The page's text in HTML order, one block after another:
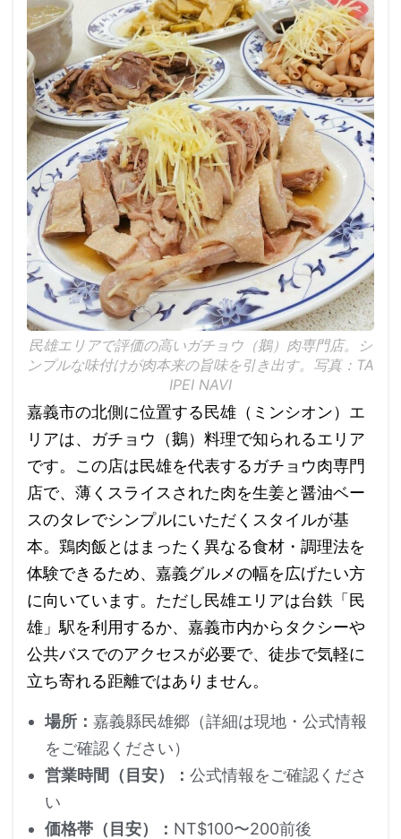
民雄エリアで評価の高いガチョウ（鵝）肉専門店。シ
ンプルな味付けが肉本来の旨味を引き出す。写真：TA
IPEI NAVI
嘉義市の北側に位置する民雄（ミンシオン）エ
リアは、ガチョウ（鵝）料理で知られるエリア
です。この店は民雄を代表するガチョウ肉専門
店で、薄くスライスされた肉を生姜と醤油ベー
スのタレでシンプルにいただくスタイルが基
本。鶏肉飯とはまったく異なる食材・調理法を
体験できるため、嘉義グルメの幅を広げたい方
に向いています。ただし民雄エリアは台鉄「民
雄」駅を利用するか、嘉義市内からタクシーや
公共バスでのアクセスが必要で、徒歩で気軽に
立ち寄れる距離ではありません。
場所： 嘉義縣民雄郷（詳細は現地・公式情報
をご確認ください）
営業時間（目安）： 公式情報をご確認くださ
い
価格帯（目安）： NT$100〜200前後